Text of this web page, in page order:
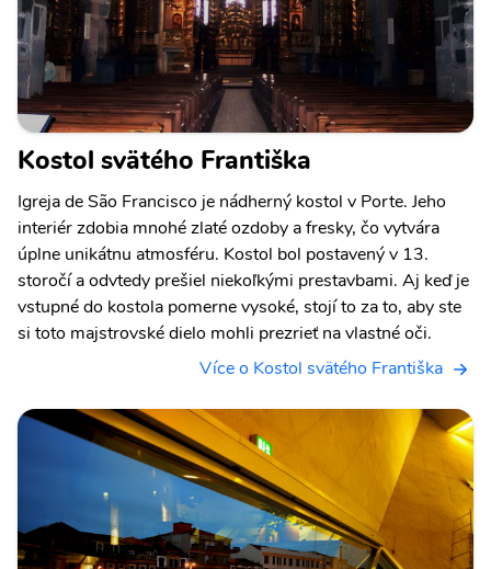
Kostol svätého Františka
Igreja de São Francisco je nádherný kostol v Porte. Jeho
interiér zdobia mnohé zlaté ozdoby a fresky, čo vytvára
úplne unikátnu atmosféru. Kostol bol postavený v 13.
storočí a odvtedy prešiel niekoľkými prestavbami. Aj keď je
vstupné do kostola pomerne vysoké, stojí to za to, aby ste
si toto majstrovské dielo mohli prezrieť na vlastné oči.
Více o Kostol svätého Františka